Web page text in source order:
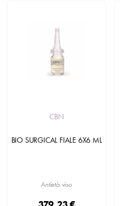
CBN
BIO SURGICAL FIALE 6X6 ML
Antietà viso